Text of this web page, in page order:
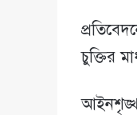
চুক্তির